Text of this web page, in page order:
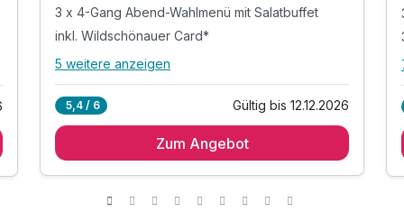
3 x 4-Gang Abend-Wahlmenü mit Salatbuffet
inkl. Wildschönauer Card*
Alle Inklusivleistungen
3 x reichhaltiges Frühstück vom Buffet
5 weitere anzeigen
5,4 / 6 Gültig bis 12.12.2026
Zum Angebot